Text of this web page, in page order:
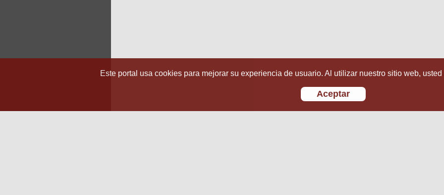
Este portal usa cookies para mejorar su experiencia de usuario. Al utilizar nuestro sitio web,
Aceptar